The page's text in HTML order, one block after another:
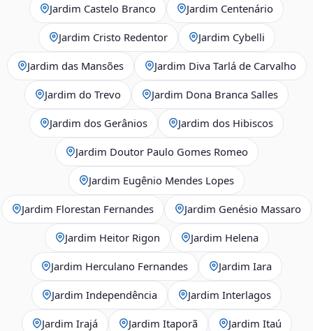
Jardim Castelo Branco Jardim Centenário
Jardim Cristo Redentor Jardim Cybelli
Jardim das Mansões Jardim Diva Tarlá de Carvalho
Jardim do Trevo Jardim Dona Branca Salles
Jardim dos Gerânios Jardim dos Hibiscos
Jardim Doutor Paulo Gomes Romeo
Jardim Eugênio Mendes Lopes
Jardim Florestan Fernandes Jardim Genésio Massaro
Jardim Heitor Rigon Jardim Helena
Jardim Herculano Fernandes Jardim Iara
Jardim Independência Jardim Interlagos
Jardim Irajá Jardim Itaporã Jardim Itaú